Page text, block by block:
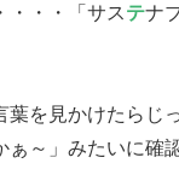
・・・「サステナ
葉を見かけたらじ
ぁ～」みたいに確